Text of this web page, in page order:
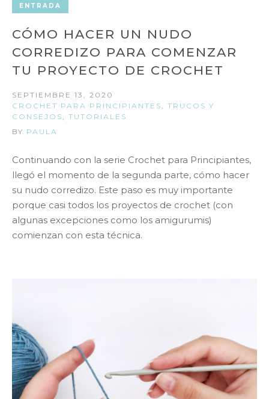
ENTRADA
CÓMO HACER UN NUDO
CORREDIZO PARA COMENZAR
TU PROYECTO DE CROCHET
SEPTIEMBRE 13, 2020
CROCHET PARA PRINCIPIANTES
TRUCOS Y
CONSEJOS
TUTORIALES
BY PAULA
Continuando con la serie Crochet para Principiantes,
llegó el momento de la segunda parte, cómo hacer
su nudo corredizo. Este paso es muy importante
porque casi todos los proyectos de crochet (con
algunas excepciones como los amigurumis)
comienzan con esta técnica.